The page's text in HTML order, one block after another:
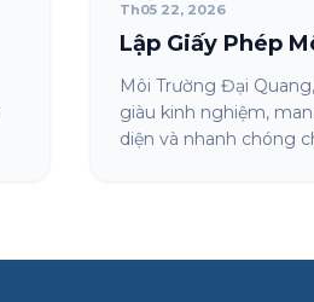
Th05 22, 2026
Lập Giấy Phép
Môi Trường Đại
giàu kinh nghiệm,
diện và nhanh chóng